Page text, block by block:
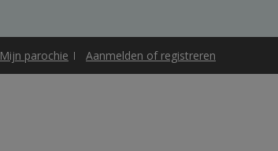
Mijn parochie Aanmelden of registreren